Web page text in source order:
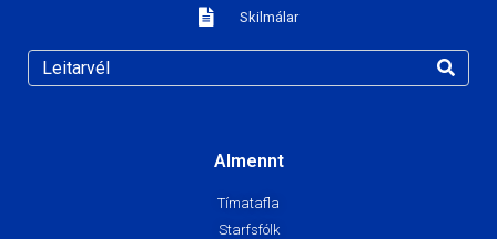
Skilmálar
Almennt
Tímatafla
Starfsfólk